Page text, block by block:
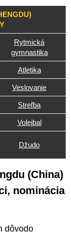
Rytmická
gymnastika
Atletika
Veslovanie
Streľba
Volejbal
Džudo
(China)
nominácia
dôvodo